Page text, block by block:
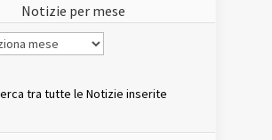
Notizie per mese
tra tutte le Notizie inserite